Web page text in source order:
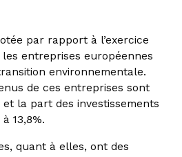
par rapport à l’exercice
entreprises européennes
environnementale.
de ces entreprises sont
la part des investissements
13,8%.
quant à elles, ont des